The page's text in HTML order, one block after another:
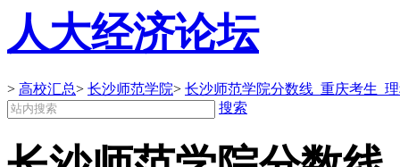
人大经济论坛
> 高校汇总> 长沙师范学院> 长沙师范学院分数线_重庆考生_
搜索